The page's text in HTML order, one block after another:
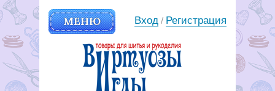
МЕНЮ Вход / Регистрация